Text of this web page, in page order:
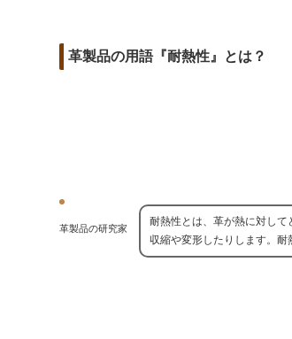
革製品の用語『耐熱性』とは？
革製品の研究家
耐熱性とは、革が熱に対し
収縮や変形したりします。耐